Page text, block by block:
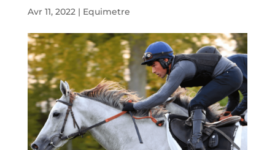
Avr 11, 2022| Equimetre